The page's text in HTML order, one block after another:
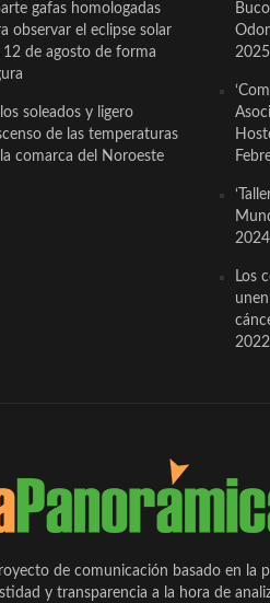
gafas homologadas
observar el eclipse solar
12 de agosto de forma
soleados y ligero
de las temperaturas
comarca del Noroeste
2025
2024
Los
2022
de comunicación basado en la
y transparencia a la hora de